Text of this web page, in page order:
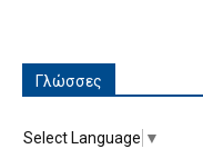
Γλώσσες
Select Language ▼